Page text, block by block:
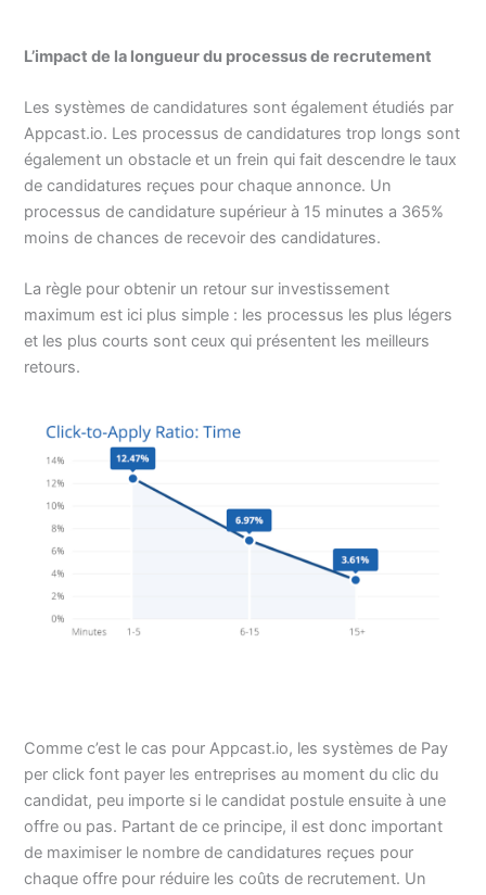
L’impact de la longueur du processus de recrutement
Les systèmes de candidatures sont également étudiés par
Appcast.io. Les processus de candidatures trop longs sont
également un obstacle et un frein qui fait descendre le taux
de candidatures reçues pour chaque annonce. Un
processus de candidature supérieur à 15 minutes a 365%
moins de chances de recevoir des candidatures.
La règle pour obtenir un retour sur investissement
maximum est ici plus simple : les processus les plus légers
et les plus courts sont ceux qui présentent les meilleurs
retours.
Comme c’est le cas pour Appcast.io, les systèmes de Pay
per click font payer les entreprises au moment du clic du
candidat, peu importe si le candidat postule ensuite à une
offre ou pas. Partant de ce principe, il est donc important
de maximiser le nombre de candidatures reçues pour
chaque offre pour réduire les coûts de recrutement. Un